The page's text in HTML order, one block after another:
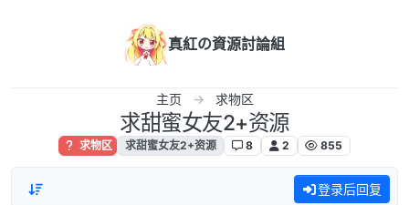
真紅の資源討論組
主页 求物区
求甜蜜女友2+资源
求物区 求甜蜜女友2+资源 8 2 855
登录后回复